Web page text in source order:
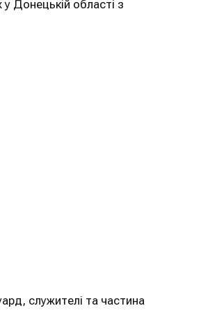
Донецькій області з
служителі та частина